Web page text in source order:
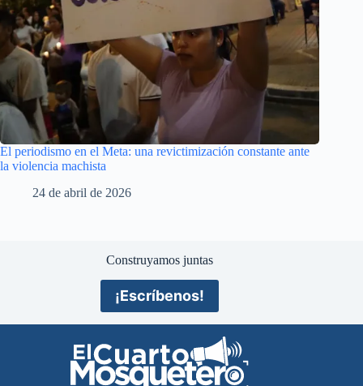
El periodismo en el Meta: una revictimización constante ante
la violencia machista
24 de abril de 2026
Construyamos juntas
¡Escríbenos!